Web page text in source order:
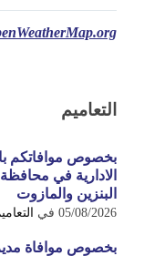
التعاميم
بخصوص موافاتكم
الادارية في
البنزين والمازوت
05/08/2026 في
بخصوص موافاة